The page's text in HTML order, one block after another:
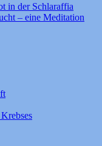
in der Schlaraffia
– eine Meditation